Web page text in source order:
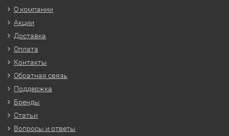
О компании
Акции
Доставка
Оплата
Контакты
Обратная связь
Поддержка
Бренды
Статьи
Вопросы и ответы